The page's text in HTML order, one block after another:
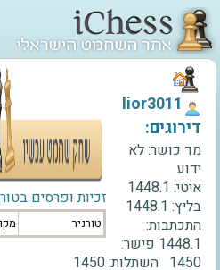
זכיות ופרסים
טורניר
‫lior3011‬
דירוגים:
מד כושר:לא
ידוע
איטי: 1448.1
בליץ: 1448.1
התכתבות:
1448.1 פישר:
1450 השתלות:1450